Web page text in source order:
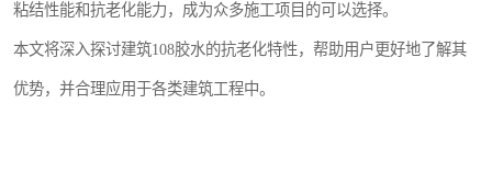
粘结性能和抗老化能力，成为众多施工项目的可以选择。
本文将深入探讨建筑108胶水的抗老化特性，帮助用户更好地了解其
优势，并合理应用于各类建筑工程中。